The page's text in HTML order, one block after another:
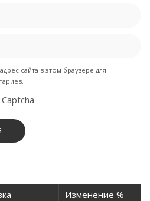
сайта в этом браузере для
Изменение %